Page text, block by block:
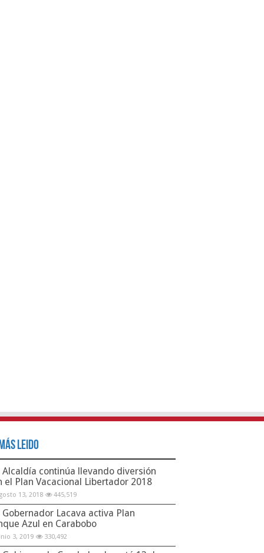
Leido
Alcaldía continúa llevando diversión
el Plan Vacacional Libertador 2018
13, 2018 445,519
Gobernador Lacava activa Plan
Azul en Carabobo
3, 2019 330,492